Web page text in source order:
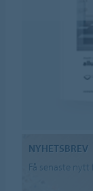
NYHETSBREV
Få senaste nytt